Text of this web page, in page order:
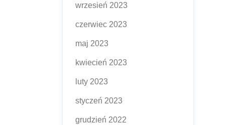
wrzesień 2023
czerwiec 2023
maj 2023
kwiecień 2023
luty 2023
styczeń 2023
grudzień 2022